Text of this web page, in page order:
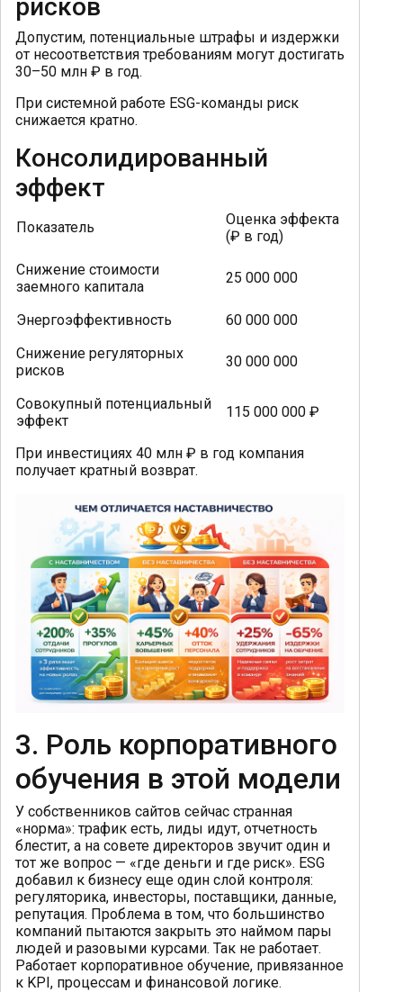
рисков
Допустим, потенциальные штрафы и издержки
от несоответствия требованиям могут достигать
30–50 млн ₽ в год.
При системной работе ESG-команды риск
снижается кратно.
Консолидированный
эффект
Показатель
Оценка эффекта
(₽ в год)
Снижение стоимости
заемного капитала
25 000 000
Энергоэффективность
60 000 000
Снижение регуляторных
рисков
30 000 000
Совокупный потенциальный
эффект
115 000 000 ₽
При инвестициях 40 млн ₽ в год компания
получает кратный возврат.
3. Роль корпоративного
обучения в этой модели
У собственников сайтов сейчас странная
«норма»: трафик есть, лиды идут, отчетность
блестит, а на совете директоров звучит один и
тот же вопрос — «где деньги и где риск». ESG
добавил к бизнесу еще один слой контроля:
регуляторика, инвесторы, поставщики, данные,
репутация. Проблема в том, что большинство
компаний пытаются закрыть это наймом пары
людей и разовыми курсами. Так не работает.
Работает корпоративное обучение, привязанное
к KPI, процессам и финансовой логике.